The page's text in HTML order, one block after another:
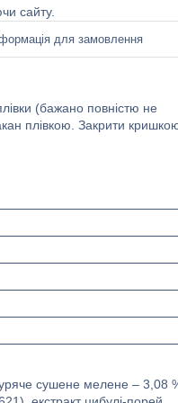
сайту.
для замовлення
(бажано повністю не
плівкою. Закрити
сушене мелене – 3,08